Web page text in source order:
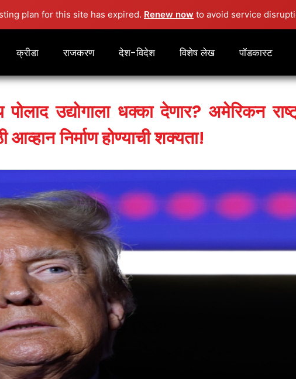
plan for this site has expired. Renew now to avoid service
क्रीडा राजकरण देश-विदेश विशेष लेख पॉडकास्ट
उद्योगाला धक्का देणार? अमेरिकन
आव्हान निर्माण होण्याची शक्यता!